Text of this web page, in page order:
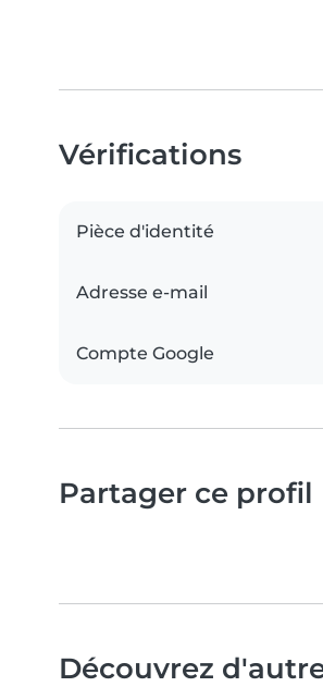
Vérifications
Pièce d'identité
Adresse e-mail
Compte Google
Partager ce profil
Découvrez